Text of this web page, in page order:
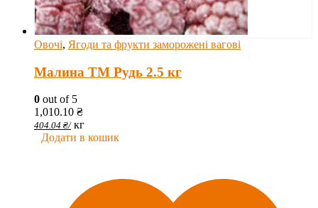
Овочі, Ягоди та фрукти заморожені вагові
Малина ТМ Рудь 2.5 кг
0 out of 5
1,010.10 ₴
404.04 ₴/ кг
Додати в кошик